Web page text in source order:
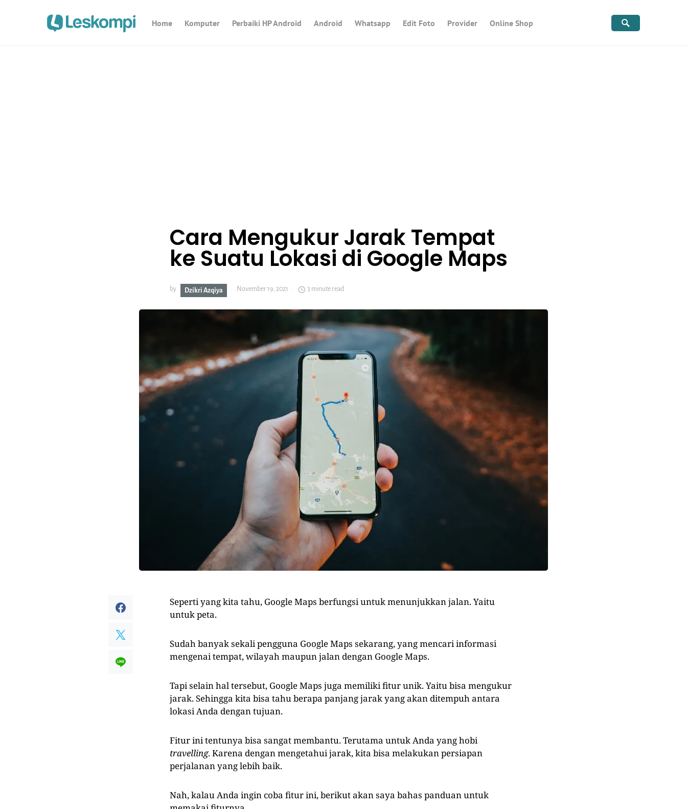
Home Komputer Perbaiki HP Android Android Whatsapp Edit Foto Provider Online Shop
Cara Mengukur Jarak Tempat
ke Suatu Lokasi di Google Maps
by Dzikri Azqiya November 19, 2021 3 minute read
Seperti yang kita tahu, Google Maps berfungsi untuk menunjukkan jalan. Yaitu
untuk peta.
Sudah banyak sekali pengguna Google Maps sekarang, yang mencari informasi
mengenai tempat, wilayah maupun jalan dengan Google Maps.
Tapi selain hal tersebut, Google Maps juga memiliki fitur unik. Yaitu bisa mengukur
jarak. Sehingga kita bisa tahu berapa panjang jarak yang akan ditempuh antara
lokasi Anda dengan tujuan.
Fitur ini tentunya bisa sangat membantu. Terutama untuk Anda yang hobi
travelling. Karena dengan mengetahui jarak, kita bisa melakukan persiapan
perjalanan yang lebih baik.
Nah, kalau Anda ingin coba fitur ini, berikut akan saya bahas panduan untuk